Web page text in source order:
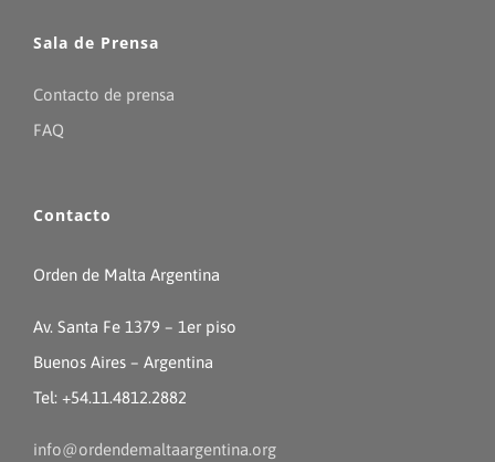
Sala de Prensa
Contacto de prensa
FAQ
Contacto
Orden de Malta Argentina
Av. Santa Fe 1379 – 1er piso
Buenos Aires – Argentina
Tel: +54.11.4812.2882
info@ordendemaltaargentina.org